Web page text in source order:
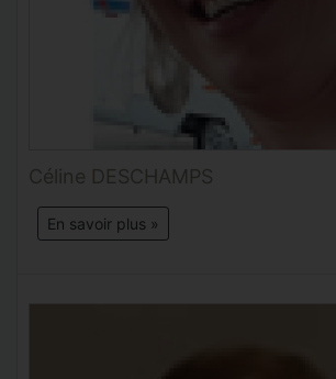
Céline DESCHAMPS
En savoir plus »